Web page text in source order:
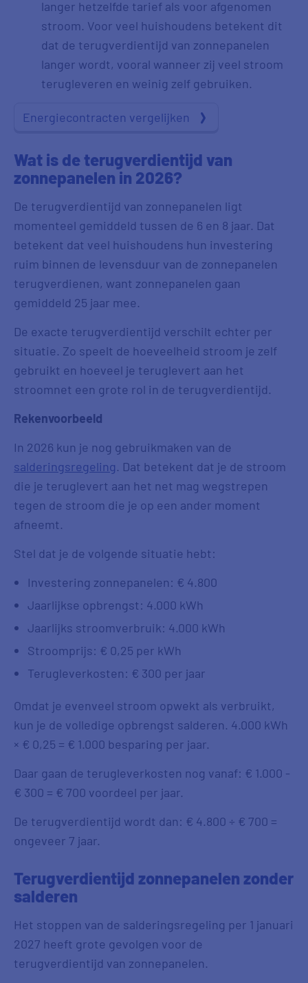
langer hetzelfde tarief als voor afgenomen
stroom. Voor veel huishoudens betekent dit
dat de terugverdientijd van zonnepanelen
langer wordt, vooral wanneer zij veel stroom
terugleveren en weinig zelf gebruiken.
Energiecontracten vergelijken
Wat is de terugverdientijd van
zonnepanelen in 2026?
De terugverdientijd van zonnepanelen ligt
momenteel gemiddeld tussen de 6 en 8 jaar. Dat
betekent dat veel huishoudens hun investering
ruim binnen de levensduur van de zonnepanelen
terugverdienen, want zonnepanelen gaan
gemiddeld 25 jaar mee.
De exacte terugverdientijd verschilt echter per
situatie. Zo speelt de hoeveelheid stroom je zelf
gebruikt en hoeveel je teruglevert aan het
stroomnet een grote rol in de terugverdientijd.
Rekenvoorbeeld
In 2026 kun je nog gebruikmaken van de
salderingsregeling. Dat betekent dat je de stroom
die je teruglevert aan het net mag wegstrepen
tegen de stroom die je op een ander moment
afneemt.
Stel dat je de volgende situatie hebt:
Investering zonnepanelen: € 4.800
Jaarlijkse opbrengst: 4.000 kWh
Jaarlijks stroomverbruik: 4.000 kWh
Stroomprijs: € 0,25 per kWh
Terugleverkosten: € 300 per jaar
Omdat je evenveel stroom opwekt als verbruikt,
kun je de volledige opbrengst salderen. 4.000 kWh
× € 0,25 = € 1.000 besparing per jaar.
Daar gaan de terugleverkosten nog vanaf: € 1.000 -
€ 300 = € 700 voordeel per jaar.
De terugverdientijd wordt dan: € 4.800 ÷ € 700 =
ongeveer 7 jaar.
Terugverdientijd zonnepanelen zonder
salderen
Het stoppen van de salderingsregeling per 1 januari
2027 heeft grote gevolgen voor de
terugverdientijd van zonnepanelen.